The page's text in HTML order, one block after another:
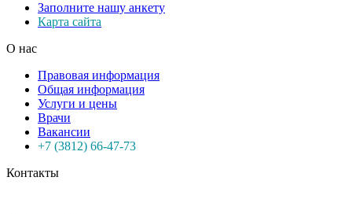
Заполните нашу анкету
Карта сайта
О нас
Правовая информация
Общая информация
Услуги и цены
Врачи
Вакансии
+7 (3812) 66-47-73
Контакты